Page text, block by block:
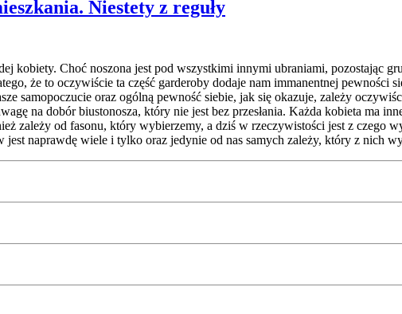
Niestety z reguły
kobiety. Choć noszona jest pod wszystkimi innymi ubraniami, pozostając
że to oczywiście ta część garderoby dodaje nam immanentnej pewności
samopoczucie oraz ogólną pewność siebie, jak się okazuje, zależy
na dobór biustonosza, który nie jest bez przesłania. Każda kobieta ma
zależy od fasonu, który wybierzemy, a dziś w rzeczywistości jest z czego
naprawdę wiele i tylko oraz jedynie od nas samych zależy, który z nich